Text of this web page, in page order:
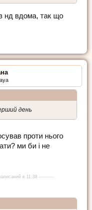
нд вдома, так що
день
проти нього
ми би і не
в 11:38 ----------